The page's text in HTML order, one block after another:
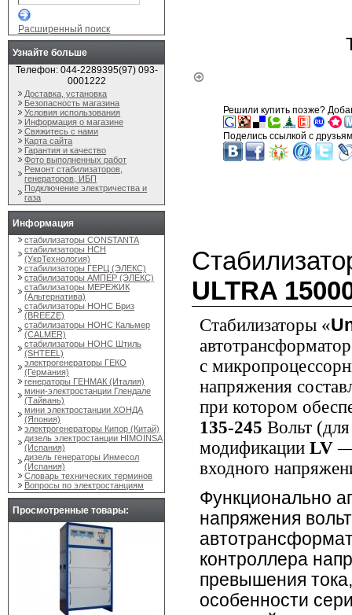
Решили купить позже?
'
Поделись ссылкой с
ULTRA
Стабилизаторы «
с
напряжения
при котором
135-245 Вольт
модификации LV —
входного
Функционально
напряжения
контроллера
превышения
особенности
Расширенный поиск
Узнайте больше
Телефон: 044-2289395(97) 093-
0001222
Доставка, установка
Безопасность магазина
Условия использования
Информация о магазине
Свяжитесь с нами
Карта сайта
Гарантия и качество
Фото выполненных работ
Ремонт стабилизаторов,
генераторов, ИБП
Подключение электричества и
газа
Информация
стабилизаторы CONSTANTA
стабилизаторы НСН
(УкрТехнология)
стабилизаторы ГЕРЦ (ЭЛЕКС)
стабилизаторы АМПЕР (ЭЛЕКС)
стабилизаторы МЕРЕЖИК
(Альтернатива)
стабилизаторы НОНС Бриз
(BREEZE)
стабилизаторы НОНС Кальмер
(CALMER)
стабилизаторы НОНС Штиль
(SHTEEL)
электрогенераторы ГЕКО
(Германия)
генераторы ГЕНМАК (Италия)
мини-электростанции Глендале
(Тайвань)
мини электростанции ХОНДА
(Япония)
электрогенераторы Кипор (Китай)
дизель электростанции HIMOINSA
(Испания)
дизель генераторы Инмесол
(Испания)
Словарь технических терминов
Вопросы по электростанциям
Просмотренные товары: